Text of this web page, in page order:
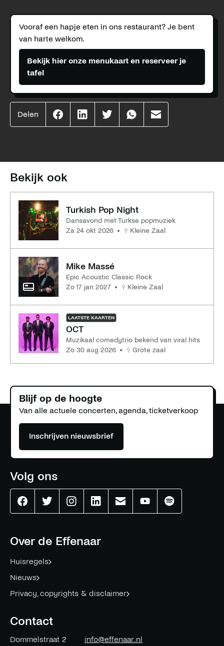
Vooraf een hapje eten in ons restaurant? Je bent
van harte welkom.
Bekijk hier onze menukaart en reserveer je
tafel
Delen
Effenaar
op
Effenaar
op
Effenaar
op
Effenaar
op
Effenaar
op
Bekijk ook
Turkish Pop Night
Dansavond met Turkse popmuziek
za 24 okt 2026
Kleine Zaal
Mike Massé
Epic Acoustic Classic Rock
zo 17 jan 2027
Kleine Zaal
LAATSTE KAARTEN
OCT
Muzikaal comedytrio bekend van viral hits
zo 30 aug 2026
Grote zaal
Over de Effenaar
Huisregels
Nieuws
Privacy, copyrights & disclaimer
Contact
Dommelstraat 2 info@effenaar.nl
Blijf op de hoogte
Van alle actuele concerten, agenda, ticketverkoop
Inschrijven nieuwsbrief
Volg ons
EffenaarEffenaarEffenaarEffenaarEffenaarEffenaarEffenaar